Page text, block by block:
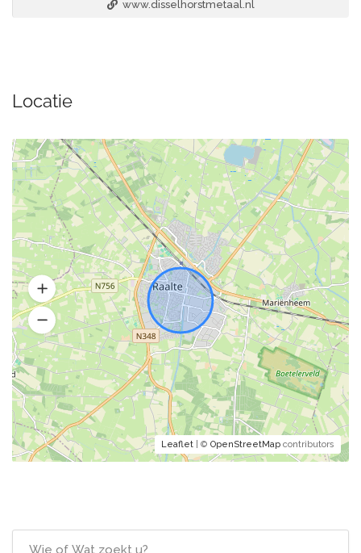
www.disselhorstmetaal.nl
Locatie
Leaflet | © OpenStreetMap contributors